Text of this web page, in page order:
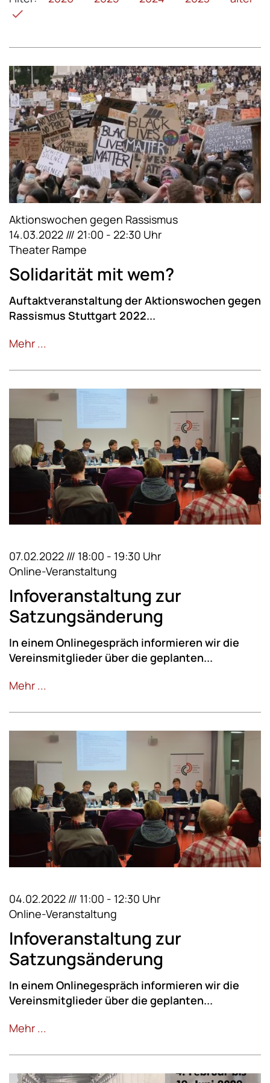
Aktionswochen gegen Rassismus
14.03.2022 /// 21:00 - 22:30 Uhr
Theater Rampe
Solidarität mit wem?
Auftaktveranstaltung der Aktionswochen gegen
Rassismus Stuttgart 2022...
Mehr ...
07.02.2022 /// 18:00 - 19:30 Uhr
Online-Veranstaltung
Infoveranstaltung zur
Satzungsänderung
In einem Onlinegespräch informieren wir die
Vereinsmitglieder über die geplanten...
Mehr ...
04.02.2022 /// 11:00 - 12:30 Uhr
Online-Veranstaltung
Infoveranstaltung zur
Satzungsänderung
In einem Onlinegespräch informieren wir die
Vereinsmitglieder über die geplanten...
Mehr ...